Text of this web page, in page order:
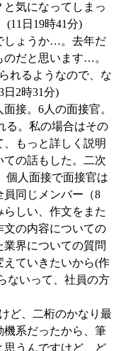
気になってしまっ
(11日19時41分)
しょうか…。去年だ
のだと思います…。
れるようなので、な
2時31分)
接。6人の面接官。
る。私の場合はその
もっと詳しく説明
ての話もした。二次
個人面接で面接官は
員同じメンバー（8
しい、作文をまた
文の内容についての
界についての質問
えていきたいから(作
ないって、社員の方
ど、二桁のかなり最
機系だったから、筆
思うんですけど、ど